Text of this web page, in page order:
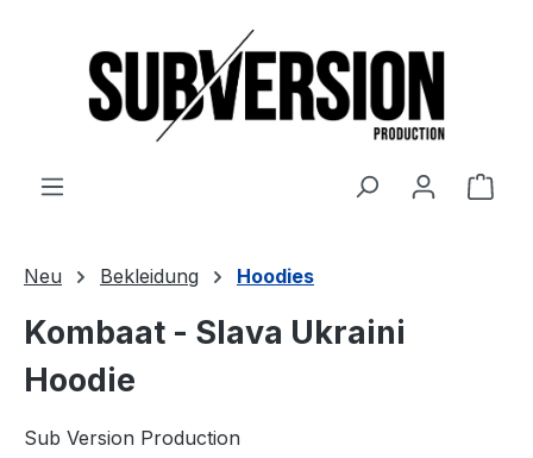
Neu Bekleidung Hoodies
Kombaat - Slava Ukraini
Hoodie
Sub Version Production